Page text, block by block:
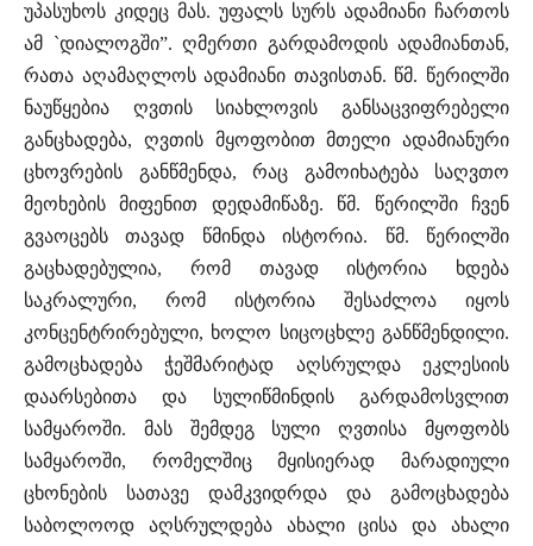
უპასუხოს კიდეც მას. უფალს სურს ადამიანი ჩართოს
ამ `დიალოგში”. ღმერთი გარდამოდის ადამიანთან,
რათა აღამაღლოს ადამიანი თავისთან. წმ. წერილში
ნაუწყებია ღვთის სიახლოვის განსაცვიფრებელი
განცხადება, ღვთის მყოფობით მთელი ადამიანური
ცხოვრების განწმენდა, რაც გამოიხატება საღვთო
მეოხების მიფენით დედამიწაზე. წმ. წერილში ჩვენ
გვაოცებს თავად წმინდა ისტორია. წმ. წერილში
გაცხადებულია, რომ თავად ისტორია ხდება
საკრალური, რომ ისტორია შესაძლოა იყოს
კონცენტრირებული, ხოლო სიცოცხლე განწმენდილი.
გამოცხადება ჭეშმარიტად აღსრულდა ეკლესიის
დაარსებითა და სულიწმინდის გარდამოსვლით
სამყაროში. მას შემდეგ სული ღვთისა მყოფობს
სამყაროში, რომელშიც მყისიერად მარადიული
ცხონების სათავე დამკვიდრდა და გამოცხადება
საბოლოოდ აღსრულდება ახალი ცისა და ახალი